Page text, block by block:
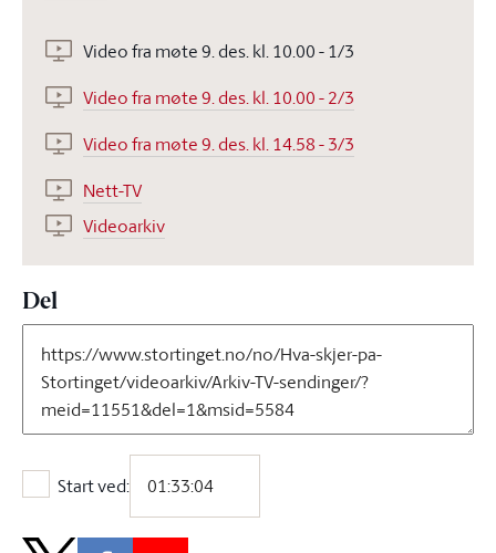
Video fra møte 9. des. kl. 10.00 - 1/3
Video fra møte 9. des. kl. 10.00 - 2/3
Video fra møte 9. des. kl. 14.58 - 3/3
Nett-TV
Videoarkiv
Del
Start ved:
Start ved: